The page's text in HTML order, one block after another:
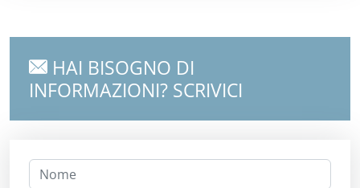
HAI BISOGNO DI
INFORMAZIONI? SCRIVICI